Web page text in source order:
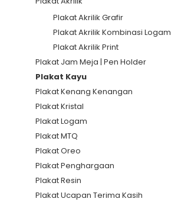
Plakat Akrilik Grafir
Plakat Akrilik Kombinasi Logam
Plakat Akrilik Print
Plakat Jam Meja | Pen Holder
Plakat Kayu
Plakat Kenang Kenangan
Plakat Kristal
Plakat Logam
Plakat MTQ
Plakat Oreo
Plakat Penghargaan
Plakat Resin
Plakat Ucapan Terima Kasih